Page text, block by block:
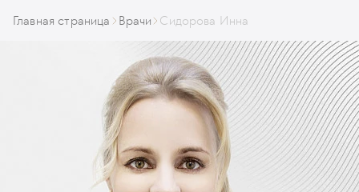
Главная страница Врачи Сидорова Инна